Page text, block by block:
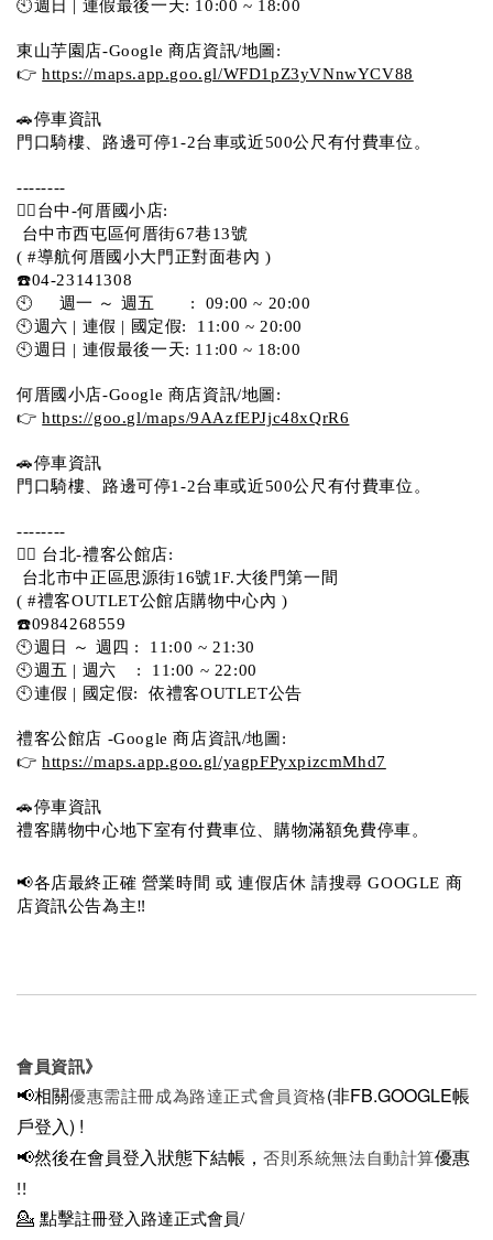
🕙週日 | 連假最後一天: 10:00 ~ 18:00
東山芋園店-Google 商店資訊/地圖:
👉 https://maps.app.goo.gl/WFD1pZ3yVNnwYCV88
🚗停車資訊
門口騎樓、路邊可停1-2台車或近500公尺有付費車位。
--------
💁‍♀️台中-何厝國小店:
台中市西屯區何厝街67巷13號
( #導航何厝國小大門正對面巷內 )
☎️04-23141308
🕙     週一 ～ 週五       :  09:00 ~ 20:00
🕙週六 | 連假 | 國定假:  11:00 ~ 20:00
🕙週日 | 連假最後一天: 11:00 ~ 18:00
何厝國小店-Google 商店資訊/地圖:
👉 https://goo.gl/maps/9AAzfEPJjc48xQrR6
🚗停車資訊
門口騎樓、路邊可停1-2台車或近500公尺有付費車位。
--------
💁‍♀️ 台北-禮客公館店:
台北市中正區思源街16號1F.大後門第一間
( #禮客OUTLET公館店購物中心內 )
☎️0984268559
🕙週日 ～ 週四 :  11:00 ~ 21:30
🕙週五 | 週六    :  11:00 ~ 22:00
🕙連假 | 國定假:  依禮客OUTLET公告
禮客公館店 -Google 商店資訊/地圖:
👉 https://maps.app.goo.gl/yagpFPyxpizcmMhd7
🚗停車資訊
禮客購物中心地下室有付費車位、購物滿額免費停車。
📢各店最終正確 營業時間 或 連假店休 請搜尋 GOOGLE 商
店資訊公告為主‼️
會員資訊》
📢相關優惠需註冊成為路達正式會員資格(非FB.GOOGLE帳
戶登入) !
📢然後在會員登入狀態下結帳， 否則系統無法自動計算優惠
!!
💁 點擊註冊登入路達正式會員/